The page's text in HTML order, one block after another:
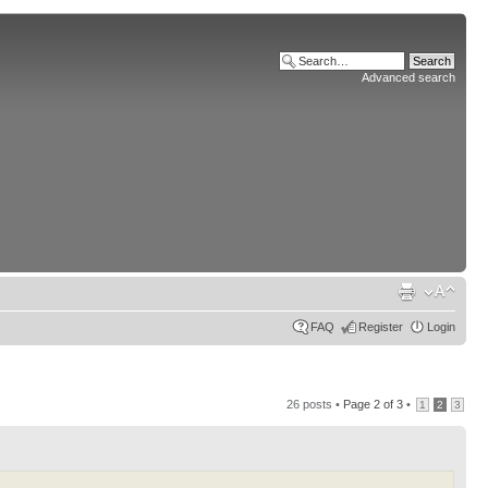
Advanced search
FAQ Register Login
26 posts • Page 2 of 3 • 1 2 3